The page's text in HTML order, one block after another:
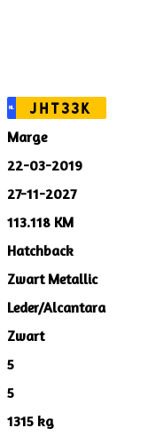
NL
JHT33K
Marge
22-03-2019
27-11-2027
113.118 KM
Hatchback
Zwart Metallic
Leder/Alcantara
Zwart
5
5
1315 kg